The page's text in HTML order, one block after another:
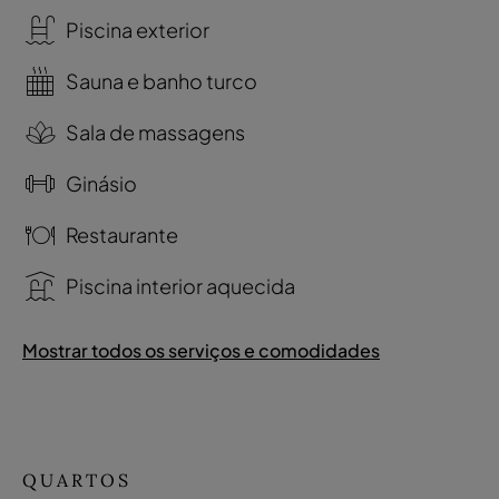
Piscina exterior
Sauna e banho turco
Sala de massagens
Ginásio
Restaurante
Piscina interior aquecida
Mostrar todos os serviços e comodidades
QUARTOS